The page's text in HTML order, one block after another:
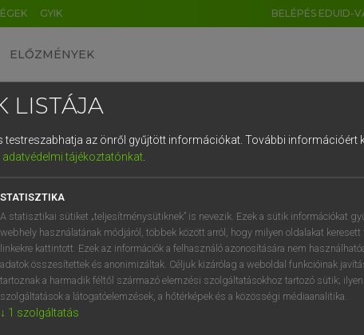
GYIK BELÉPÉS EDUID-
ELŐZMÉNYEK
szótár
VAN ELŐFIZETÉSED?
LISTÁJA
testreszabhatja az önről gyűjtött információkat. További információért
adatvédelmi tájékoztatónkat.
STATISZTIKA
A statisztikai sütiket „teljesítménysütiknek” is nevezik. Ezek a sütik információkat
webhely használatának módjáról, többek között arról, hogy milyen oldalakat keresett
linkekre kattintott. Ezek az információk a felhasználó azonosítására nem
adatok összesítettek és anonimizáltak. Céljuk kizárólag a weboldal funkcióinak
tartoznak a harmadik féltől származó elemzési szolgáltatásokhoz tartozó sütik;
szolgáltatások a látogatóelemzések, a hőtérképek és a közösségi médiaanalitika.
↓ 1 szolgáltatás
HU DE CN FR ES IT NL
1 2 3 4 5 6 7 8 9
q w e r t z u i
a s d f g h j k l é
í y x c v b n m , .